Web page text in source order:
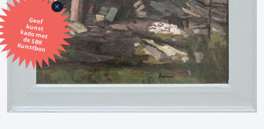
Geef
kunst
kado met
de SBK
Kunstbon